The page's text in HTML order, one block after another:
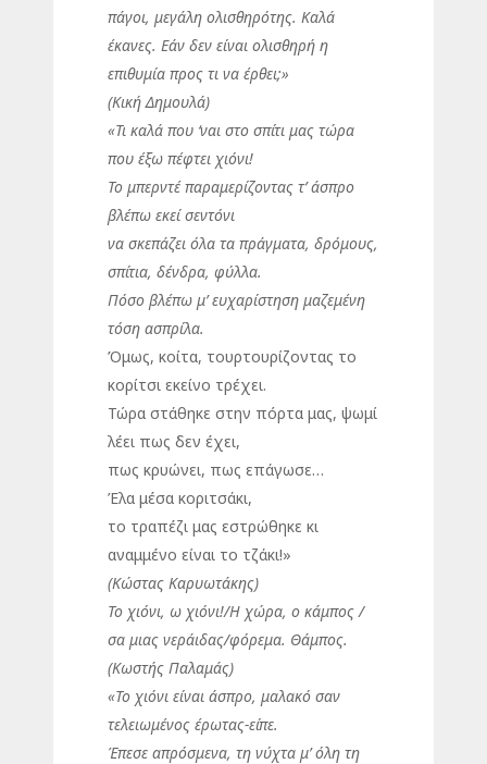
πάγοι, μεγάλη ολισθηρότης. Καλά
έκανες. Εάν δεν είναι ολισθηρή η
επιθυμία προς τι να έρθει;»
(Κική Δημουλά)
«Τι καλά που ‘ναι στο σπίτι μας τώρα
που έξω πέφτει χιόνι!
Το μπερντέ παραμερίζοντας τ’ άσπρο
βλέπω εκεί σεντόνι
να σκεπάζει όλα τα πράγματα, δρόμους,
σπίτια, δένδρα, φύλλα.
Πόσο βλέπω μ’ ευχαρίστηση μαζεμένη
τόση ασπρίλα.
Όμως, κοίτα, τουρτουρίζοντας το
κορίτσι εκείνο τρέχει.
Τώρα στάθηκε στην πόρτα μας, ψωμί
λέει πως δεν έχει,
πως κρυώνει, πως επάγωσε…
Έλα μέσα κοριτσάκι,
το τραπέζι μας εστρώθηκε κι
αναμμένο είναι το τζάκι!»
(Κώστας Καρυωτάκης)
Το χιόνι, ω χιόνι!/Η χώρα, ο κάμπος /
σα μιας νεράιδας/φόρεμα. Θάμπος.
(Κωστής Παλαμάς)
«Το χιόνι είναι άσπρο, μαλακό σαν
τελειωμένος έρωτας-είπε.
Έπεσε απρόσμενα, τη νύχτα μ’ όλη τη